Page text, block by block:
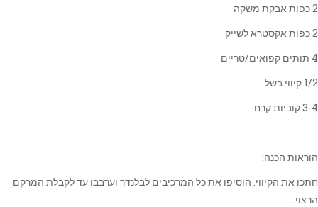
2 כפות אבקת משקה
2 כפות אקסטרא לשייק
4 תותים קפואים/טריים
1/2 קיווי בשל
3-4 קוביות קרח
הוראות הכנה:
חתכו את הקיווי. הוסיפו את כל המרכיבים לבלנדר וערבבו עד לקבלת המרקם
הרצוי.